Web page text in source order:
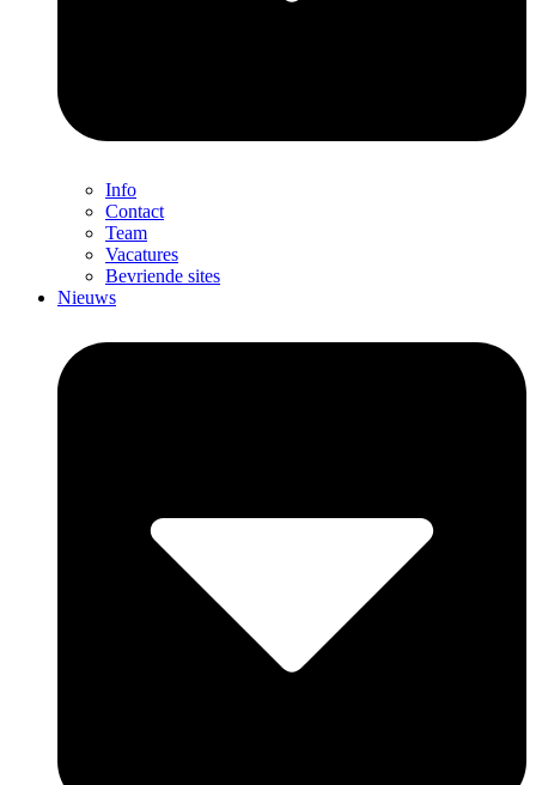
Info
Contact
Team
Vacatures
Bevriende sites
Nieuws